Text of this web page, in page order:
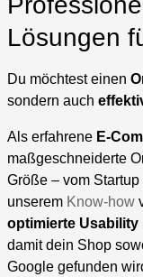
Lösungen
Du möchtest einen
sondern auch
Als erfahrene E-
maßgeschneiderte
Größe – vom
unserem Know-how
optimierte Usability
damit dein Shop
Google gefunden